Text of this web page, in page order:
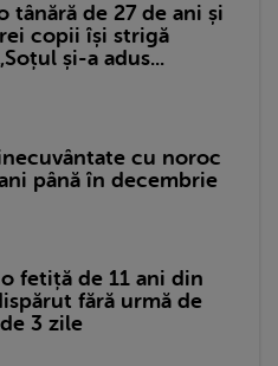
tânără de 27 de ani și
copii își strigă
și-a adus...
cu noroc
până în decembrie
fetiță de 11 ani din
fără urmă de
3 zile